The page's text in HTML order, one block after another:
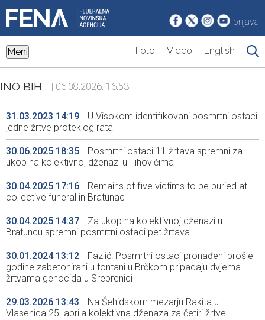
prijava
Meni Foto Video English
INO BIH | 06.08.2026. 16:53 |
31.03.2023 14:19
U Visokom identifikovani posmrtni ostaci
jedne žrtve proteklog rata
30.06.2025 18:35
Posmrtni ostaci 11 žrtava spremni za
ukop na kolektivnoj dženazi u Tihovićima
30.04.2025 17:16
Remains of five victims to be buried at
collective funeral in Bratunac
30.04.2025 14:37
Za ukop na kolektivnoj dženazi u
Bratuncu spremni posmrtni ostaci pet žrtava
30.01.2024 13:12
Fazlić: Posmrtni ostaci pronađeni prošle
godine zabetonirani u fontani u Brčkom pripadaju dvjema
žrtvama genocida u Srebrenici
29.03.2026 13:43
Na Šehidskom mezarju Rakita u
Vlasenica 25. aprila kolektivna dženaza za četiri žrtve